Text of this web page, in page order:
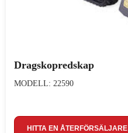
Dragskopredskap
MODELL: 22590
HITTA EN ÅTERFÖRSÄLJARE